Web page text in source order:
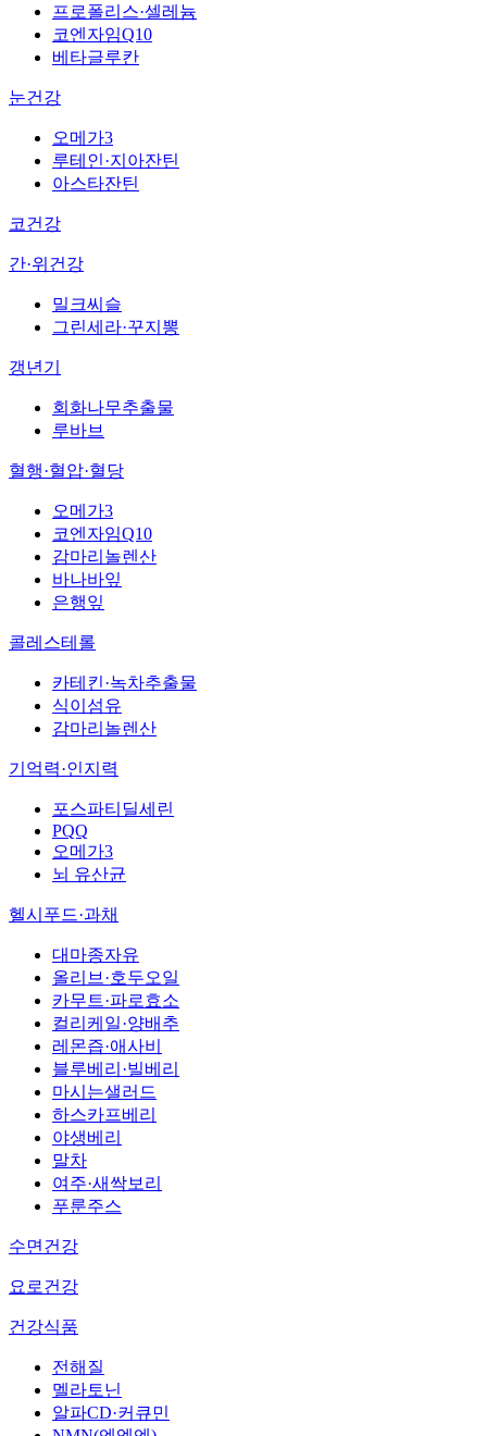
프로폴리스·셀레늄
코엔자임Q10
베타글루칸
눈건강
오메가3
루테인·지아잔틴
아스타잔틴
코건강
간·위건강
밀크씨슬
그린세라·꾸지뽕
갱년기
회화나무추출물
루바브
혈행·혈압·혈당
오메가3
코엔자임Q10
감마리놀렌산
바나바잎
은행잎
콜레스테롤
카테킨·녹차추출물
식이섬유
감마리놀렌산
기억력·인지력
포스파티딜세린
PQQ
오메가3
뇌 유산균
헬시푸드·과채
대마종자유
올리브·호두오일
카무트·파로효소
컬리케일·양배추
레몬즙·애사비
블루베리·빌베리
마시는샐러드
하스카프베리
야생베리
말차
여주·새싹보리
푸룬주스
수면건강
요로건강
건강식품
전해질
멜라토닌
알파CD·커큐민